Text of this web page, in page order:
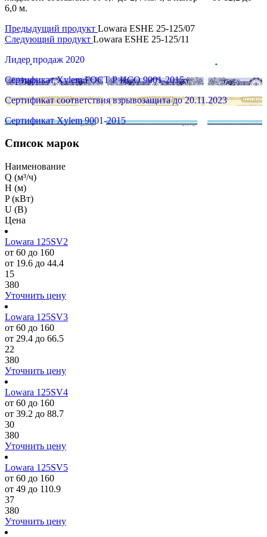
6,0 м.
Предыдущий продукт Lowara ESHE 25-125/07
Следующий продукт Lowara ESHE 25-125/11
Лидер продаж 2020
Сертификат Xylem ГОСТ Р ИСО 9001-2015
Сертификат соответствия взрывозащита до 20.11.2023
Сертификат Xylem 9001-2015
Список марок
Наименование
Q (м³/ч)
H (м)
P (кВт)
U (В)
Цена
Lowara 125SV2
от 60 до 160
от 19.6 до 44.4
15
380
Уточнить цену
Lowara 125SV3
от 60 до 160
от 29.4 до 66.5
22
380
Уточнить цену
Lowara 125SV4
от 60 до 160
от 39.2 до 88.7
30
380
Уточнить цену
Lowara 125SV5
от 60 до 160
от 49 до 110.9
37
380
Уточнить цену